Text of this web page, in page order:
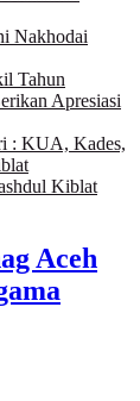
Nakhodai
Tahun
Apresiasi
: KUA, Kades,
Kiblat
Aceh